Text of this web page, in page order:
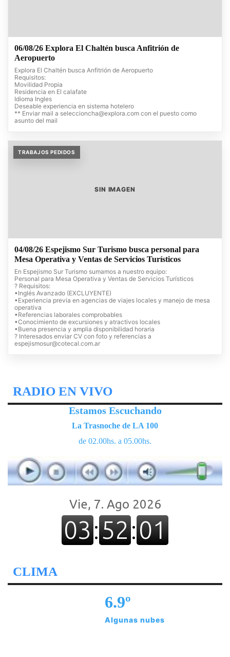
06/08/26 Explora El Chaltén busca Anfitrión de
Aeropuerto
Explora El Chaltén busca Anfitrión de Aeropuerto
Requisitos:
Movilidad Propia
Residencia en El calafate
Idioma Ingles
Deseable experiencia en sistema hotelero
** Enviar mail a seleccioncha@explora.com con el puesto como
asunto del mail
TRABAJOS PEDIDOS
SIN IMAGEN
04/08/26 Espejismo Sur Turismo busca personal para
Mesa Operativa y Ventas de Servicios Turísticos
En Espejismo Sur Turismo sumamos a nuestro equipo:
Personal para Mesa Operativa y Ventas de Servicios Turísticos
? Requisitos:
•Inglés Avanzado (EXCLUYENTE)
•Experiencia previa en agencias de viajes locales y manejo de mesa
operativa
•Referencias laborales comprobables
•Conocimiento de excursiones y atractivos locales
•Buena presencia y amplia disponibilidad horaria
? Interesados enviar CV con foto y referencias a
espejismosur@cotecal.com.ar
RADIO EN VIVO
Estamos Escuchando
La Trasnoche de LA 100
de 02.00hs. a 05.00hs.
CLIMA
6.9º
Algunas nubes